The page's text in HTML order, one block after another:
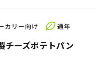
チーズポテトパン